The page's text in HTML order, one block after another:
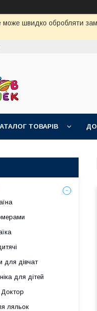
може швидко обробляти
ТОВАРІВ
для дівчат
для дітей
Доктор
ляльок